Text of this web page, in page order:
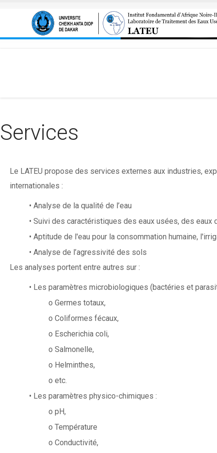
Services
Le LATEU propose des services externes aux industries,
internationales :
• Analyse de la qualité de l’eau
• Suivi des caractéristiques des eaux usées, des
• Aptitude de l'eau pour la consommation humaine,
• Analyse de l’agressivité des sols
Les analyses portent entre autres sur :
• Les paramètres microbiologiques (bactéries et
o Germes totaux,
o Coliformes fécaux,
o Escherichia coli,
o Salmonelle,
o Helminthes,
o etc.
• Les paramètres physico-chimiques :
o pH,
o Température
o Conductivité,